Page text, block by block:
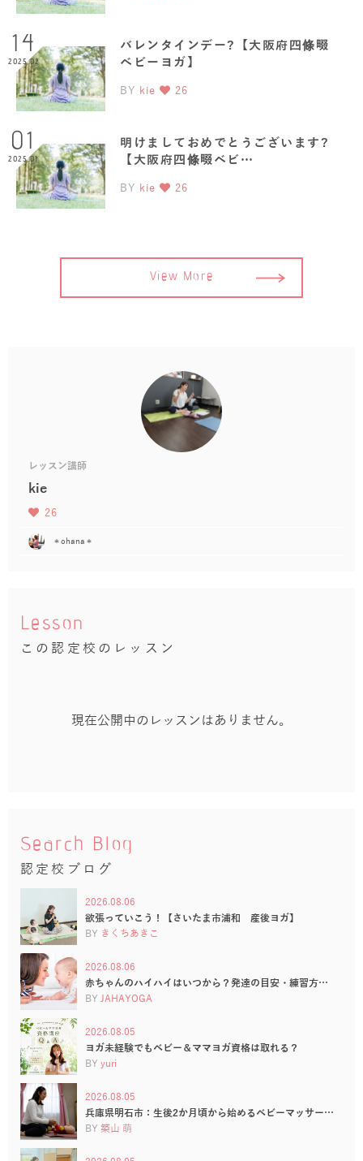
14
2025.02
バレンタインデー?【大阪府四條畷
ベビーヨガ】
BY kie 26
01
2025.01
明けましておめでとうございます?
【大阪府四條畷ベビ…
BY kie 26
View More
レッスン講師
kie
26
＊ohana＊
Lesson
この認定校のレッスン
現在公開中のレッスンはありません。
Search Blog
認定校ブログ
2026.08.06
欲張っていこう！【さいたま市浦和 産後ヨガ】
BY きくちあきこ
2026.08.06
赤ちゃんのハイハイはいつから？発達の目安・練習方…
BY JAHAYOGA
2026.08.05
ヨガ未経験でもベビー＆ママヨガ資格は取れる？
BY yuri
2026.08.05
兵庫県明石市：生後2か月頃から始めるベビーマッサー…
BY 築山 萌